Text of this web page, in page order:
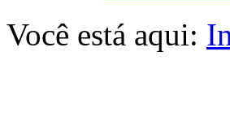
Você está aqui: